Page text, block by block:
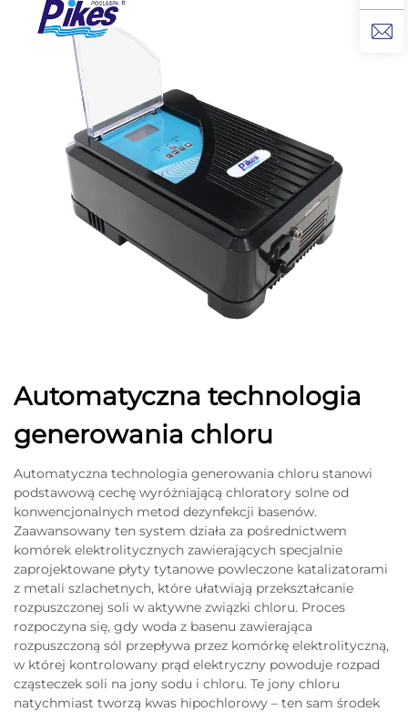
Automatyczna technologia
generowania chloru
Automatyczna technologia generowania chloru stanowi
podstawową cechę wyróżniającą chloratory solne od
konwencjonalnych metod dezynfekcji basenów.
Zaawansowany ten system działa za pośrednictwem
komórek elektrolitycznych zawierających specjalnie
zaprojektowane płyty tytanowe powleczone katalizatorami
z metali szlachetnych, które ułatwiają przekształcanie
rozpuszczonej soli w aktywne związki chloru. Proces
rozpoczyna się, gdy woda z basenu zawierająca
rozpuszczoną sól przepływa przez komórkę elektrolityczną,
w której kontrolowany prąd elektryczny powoduje rozpad
cząsteczek soli na jony sodu i chloru. Te jony chloru
natychmiast tworzą kwas hipochlorowy – ten sam środek